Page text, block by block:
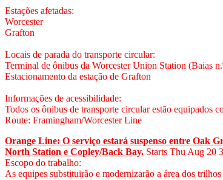
Estações afetadas:
Worcester
Grafton
Locais de parada do transporte circular:
Terminal de ônibus da Worcester Union Station (Baias
Estacionamento da estação de Grafton
Informações de acessibilidade:
Todos os ônibus de transporte circular estão equipados
Route: Framingham/Worcester Line
Orange Line: O serviço estará suspenso entre Oak
North Station e Copley/Back Bay. Starts Thu Aug 20
Escopo do trabalho:
As equipes substituirão e modernizarão a área dos